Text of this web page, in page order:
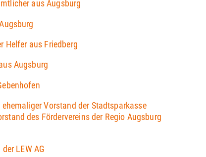
aus Augsburg
Helfer aus Friedberg
Augsburg
ehemaliger Vorstand der Stadtsparkasse
des Fördervereins der Regio Augsburg
LEW AG